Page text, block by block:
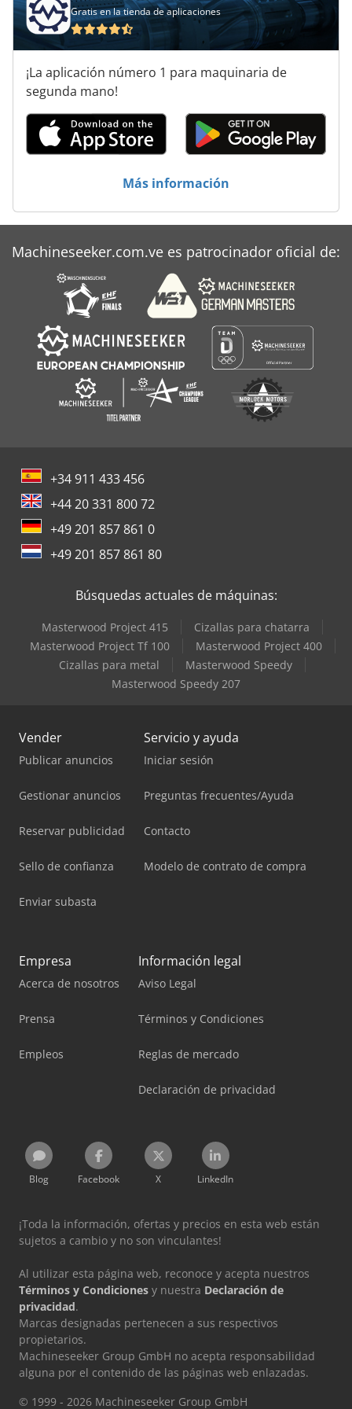
Gratis en la tienda de aplicaciones
¡La aplicación número 1 para maquinaria de
segunda mano!
Más información
Machineseeker.com.ve es patrocinador oficial de:
+34 911 433 456
+44 20 331 800 72
+49 201 857 861 0
+49 201 857 861 80
Búsquedas actuales de máquinas:
Masterwood Project 415
Cizallas para chatarra
Masterwood Project Tf 100
Masterwood Project 400
Cizallas para metal
Masterwood Speedy
Masterwood Speedy 207
Vender
Publicar anuncios
Gestionar anuncios
Reservar publicidad
Sello de confianza
Enviar subasta
Servicio y ayuda
Iniciar sesión
Preguntas frecuentes/Ayuda
Contacto
Modelo de contrato de compra
Empresa
Acerca de nosotros
Prensa
Empleos
Información legal
Aviso Legal
Términos y Condiciones
Reglas de mercado
Declaración de privacidad
Blog Facebook X LinkedIn
¡Toda la información, ofertas y precios en esta web están
sujetos a cambio y no son vinculantes!
Al utilizar esta página web, reconoce y acepta nuestros
Términos y Condiciones y nuestra Declaración de
privacidad.
Marcas designadas pertenecen a sus respectivos
propietarios.
Machineseeker Group GmbH no acepta responsabilidad
alguna por el contenido de las páginas web enlazadas.
© 1999 - 2026 Machineseeker Group GmbH